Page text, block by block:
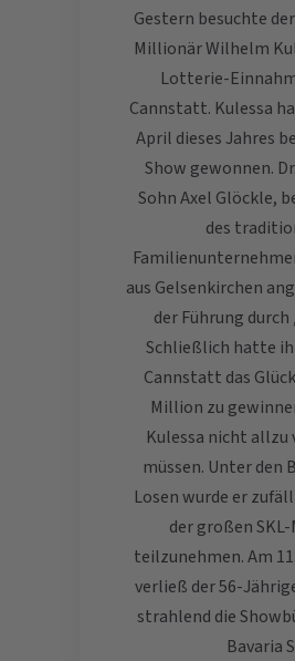
Gestern besuchte
Millionär Wilhelm
Lotterie-
Cannstatt. Kulessa
April dieses Jahres
Show gewonnen.
Sohn Axel Glöckle,
des
aus Gelsenkirchen
der Führung
Schließlich hatte
Cannstatt das
Million zu
Kulessa nicht
müssen. Unter den
Losen wurde er
der großen
teilzunehmen. Am
verließ der 56-
strahlend die
Bavaria